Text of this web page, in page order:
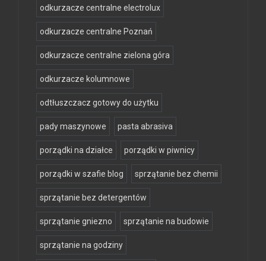
odkurzacze centralne electrolux
odkurzacze centralne Poznań
odkurzacze centralne zielona góra
odkurzacze kolumnowe
odtłuszczacz gotowy do użytku
pady maszynowe pasta abrasiva
porządki na działce porządki w piwnicy
porządki w szafie blog sprzątanie bez chemii
sprzątanie bez detergentów
sprzątanie gniezno sprzątanie na budowie
sprzątanie na godziny